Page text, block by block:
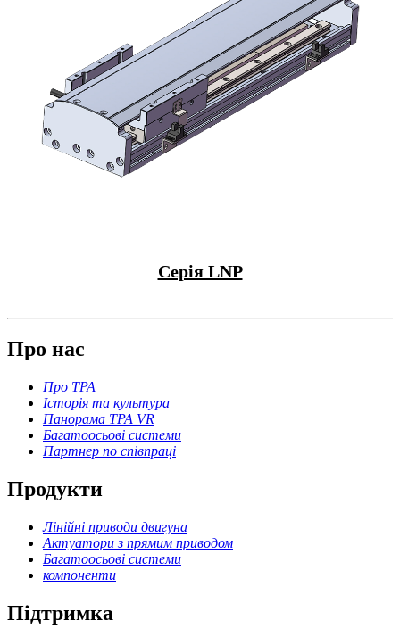
Серія LNP
Про нас
Про TPA
Історія та культура
Панорама TPA VR
Багатоосьові системи
Партнер по співпраці
Продукти
Лінійні приводи двигуна
Актуатори з прямим приводом
Багатоосьові системи
компоненти
Підтримка